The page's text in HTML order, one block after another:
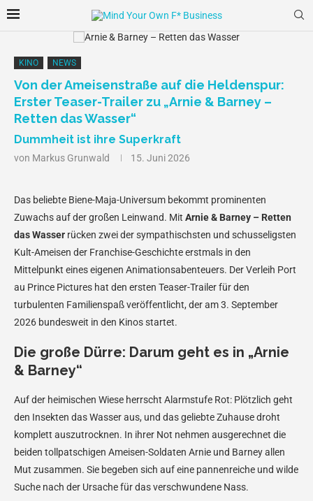
KINO NEWS
Von der Ameisenstraße auf die Heldenspur:
Erster Teaser-Trailer zu „Arnie & Barney –
Retten das Wasser“
Dummheit ist ihre Superkraft
von Markus Grunwald 15. Juni 2026
Das beliebte Biene-Maja-Universum bekommt prominenten
Zuwachs auf der großen Leinwand. Mit Arnie & Barney – Retten
das Wasser rücken zwei der sympathischsten und schusseligsten
Kult-Ameisen der Franchise-Geschichte erstmals in den
Mittelpunkt eines eigenen Animationsabenteuers. Der Verleih Port
au Prince Pictures hat den ersten Teaser-Trailer für den
turbulenten Familienspaß veröffentlicht, der am 3. September
2026 bundesweit in den Kinos startet.
Die große Dürre: Darum geht es in „Arnie
& Barney“
Auf der heimischen Wiese herrscht Alarmstufe Rot: Plötzlich geht
den Insekten das Wasser aus, und das geliebte Zuhause droht
komplett auszutrocknen. In ihrer Not nehmen ausgerechnet die
beiden tollpatschigen Ameisen-Soldaten Arnie und Barney allen
Mut zusammen. Sie begeben sich auf eine pannenreiche und wilde
Suche nach der Ursache für das verschwundene Nass.